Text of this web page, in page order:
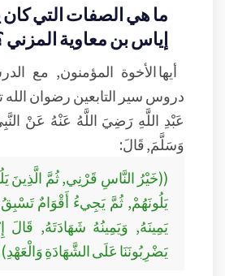
ما هي الصفات التي كان
إياس بن معاوية المزني
أيها الأخوة المؤمنون, مع
دروس سير التابعين رضوان الله
عَبْدِ اللَّهِ رَضِيَ اللَّهُ عَنْهُ عَنْ
وَسَلَّمَ, قَالَ:
((خَيْرُ النَّاسِ قَرْنِي, ثُمَّ الَّذِينَ
يَلُونَهُمْ, ثُمَّ يَجِيءُ أَقْوَامٌ
يَمِينَهُ, وَيَمِينُهُ شَهَادَتَهُ, قَالَ
يَضْرِبُونَنَا عَلَى الشَّهَادَةِ